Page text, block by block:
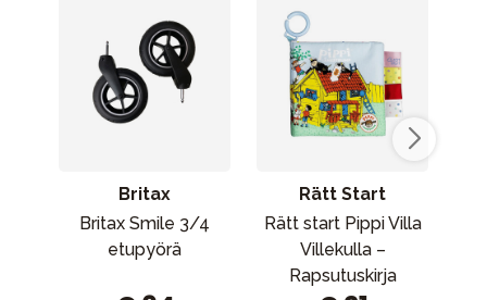
Britax
Britax Smile 3/4
etupyörä
Rätt Start
Rätt start Pippi Villa
Villekulla –
Rapsutuskirja